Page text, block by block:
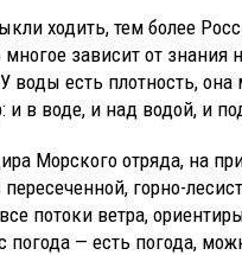
ходить, тем более
зависит от
У воды есть плотность,
и в воде, и над водой, и
Морского отряда, на
горно-
потоки ветра,
погода — есть погода,